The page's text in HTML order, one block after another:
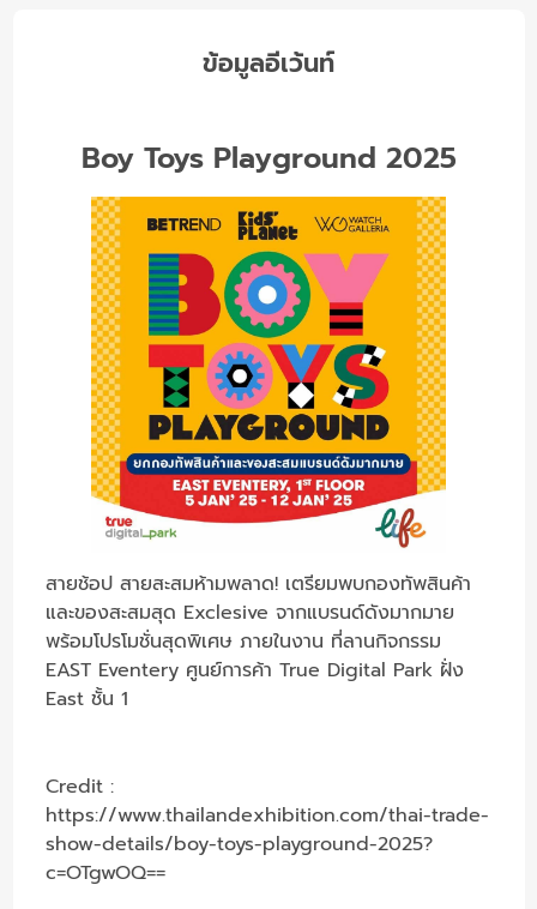
ข้อมูลอีเว้นท์
Boy Toys Playground 2025
สายช้อป สายสะสมห้ามพลาด! เตรียมพบกองทัพสินค้า
และของสะสมสุด Exclesive จากแบรนด์ดังมากมาย
พร้อมโปรโมชั่นสุดพิเศษ ภายในงาน ที่ลานกิจกรรม
EAST Eventery ศูนย์การค้า True Digital Park ฝั่ง
East ชั้น 1
Credit :
https://www.thailandexhibition.com/thai-trade-
show-details/boy-toys-playground-2025?
c=OTgwOQ==